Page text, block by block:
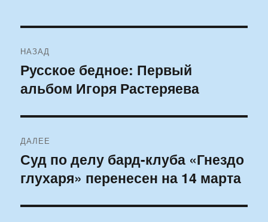
по
записям
НАЗАД
Предыдущая
запись:
Русское бедное: Первый
альбом Игоря Растеряева
ДАЛЕЕ
Следующая
запись:
Суд по делу бард-клуба «Гнездо
глухаря» перенесен на 14 марта